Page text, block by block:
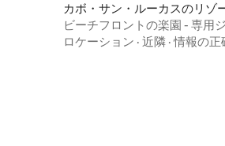
カボ・サン・ルーカスのリゾ
ビーチフロントの楽園 - 専用
夕日の景色
ロケーション · 近隣 ·情報の正